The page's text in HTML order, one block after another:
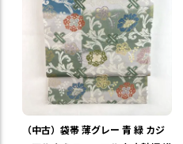
（中古）袋帯 薄グレー 青 緑 カジ